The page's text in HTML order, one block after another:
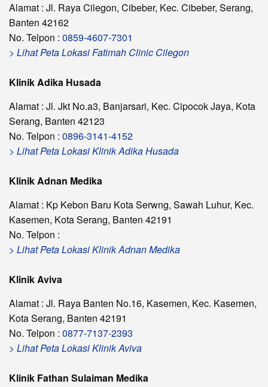
Alamat : Jl. Raya Cilegon, Cibeber, Kec. Cibeber, Serang,
Banten 42162
No. Telpon : 0859-4607-7301
> Lihat Peta Lokasi Fatimah Clinic Cilegon
Klinik Adika Husada
Alamat : Jl. Jkt No.a3, Banjarsari, Kec. Cipocok Jaya, Kota
Serang, Banten 42123
No. Telpon : 0896-3141-4152
> Lihat Peta Lokasi Klinik Adika Husada
Klinik Adnan Medika
Alamat : Kp Kebon Baru Kota Serwng, Sawah Luhur, Kec.
Kasemen, Kota Serang, Banten 42191
No. Telpon :
> Lihat Peta Lokasi Klinik Adnan Medika
Klinik Aviva
Alamat : Jl. Raya Banten No.16, Kasemen, Kec. Kasemen,
Kota Serang, Banten 42191
No. Telpon : 0877-7137-2393
> Lihat Peta Lokasi Klinik Aviva
Klinik Fathan Sulaiman Medika